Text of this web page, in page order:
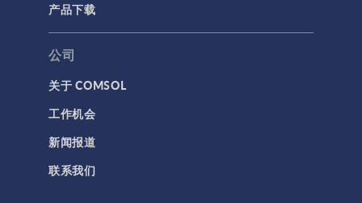
产品下载
公司
关于 COMSOL
工作机会
新闻报道
联系我们